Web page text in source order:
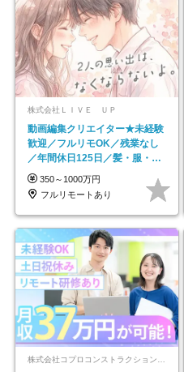
株式会社ＬＩＶＥ ＵＰ
動画編集クリエイター★未経験
歓迎／フルリモOK／残業なし
／年間休日125日／髪・服・ネ
イル自由／研修充実で安心
350～1000万円
フルリモートあり